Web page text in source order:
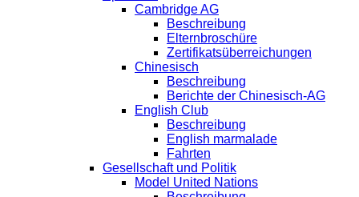
Cambridge AG
Beschreibung
Elternbroschüre
Zertifikatsüberreichungen
Chinesisch
Beschreibung
Berichte der Chinesisch-AG
English Club
Beschreibung
English marmalade
Fahrten
Gesellschaft und Politik
Model United Nations